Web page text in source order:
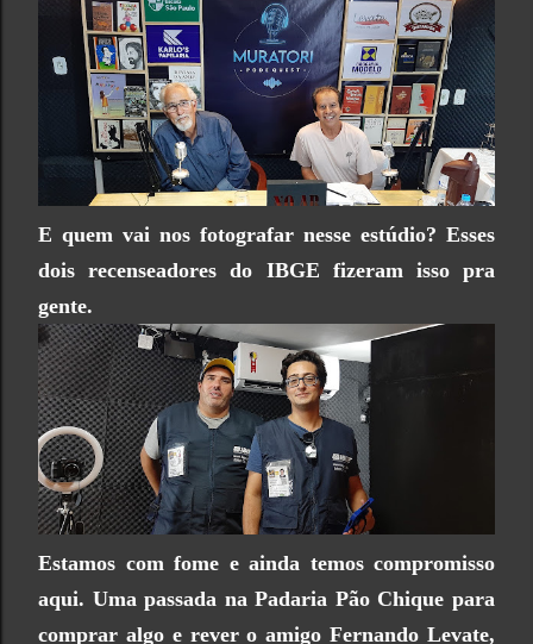
E quem vai nos fotografar nesse estúdio? Esses
dois recenseadores do IBGE fizeram isso pra
gente.
Estamos com fome e ainda temos compromisso
aqui. Uma passada na Padaria Pão Chique para
comprar algo e rever o amigo Fernando Levate,